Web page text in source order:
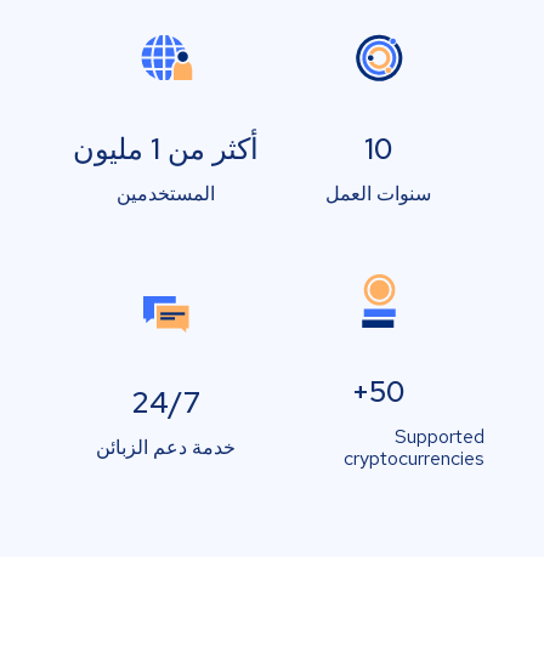
10
سنوات العمل
أكثر من 1 مليون
المستخدمين
50+
Supported
cryptocurrencies
24/7
خدمة دعم الزبائن